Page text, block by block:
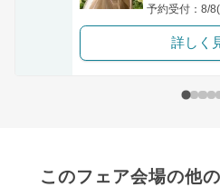
予約受付：8/
詳しく
このフェア会場の他